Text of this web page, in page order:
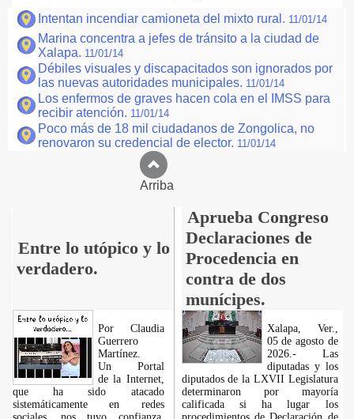
Intentan incendiar camioneta del mixto rural. 11/01/14
Marina concentra a jefes de tránsito a la ciudad de
Xalapa. 11/01/14
Débiles visuales y discapacitados son ignorados por
las nuevas autoridades municipales. 11/01/14
Los enfermos de graves hacen cola en el IMSS para
recibir atención. 11/01/14
Poco más de 18 mil ciudadanos de Zongolica, no
renovaron su credencial de elector. 11/01/14
Arriba
Entre lo utópico y lo
verdadero.
Aprueba Congreso
Declaraciones de
Procedencia en
contra de dos
munícipes.
Por Claudia
Guerrero
Martínez.
​Un Portal
de la Internet,
que ha sido atacado
sistemáticamente en redes
Xalapa, Ver.,
05 de agosto de
2026.- Las
diputadas y los
diputados de la LXVII Legislatura
determinaron por mayoría
calificada si ha lugar los